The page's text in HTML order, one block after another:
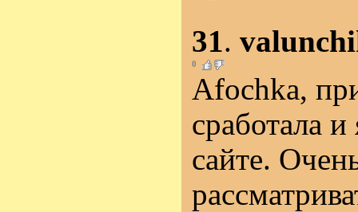
31.
0
Afochka,
сработала
сайте.